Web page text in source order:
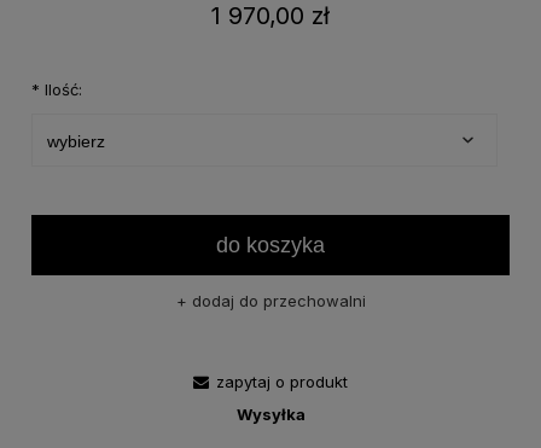
1 970,00 zł
* Ilość:
do koszyka
dodaj do przechowalni
zapytaj o produkt
Wysyłka